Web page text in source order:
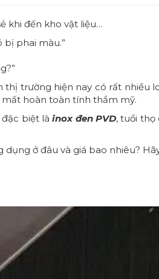
khi đến kho vật liệu…
bị phai màu.”
trường hiện nay có rất nhiều
hoàn toàn tính thẩm mỹ.
biệt làinox đen PVD, tuổi thọ
dụng ở đâu và giá bao nhiêu?